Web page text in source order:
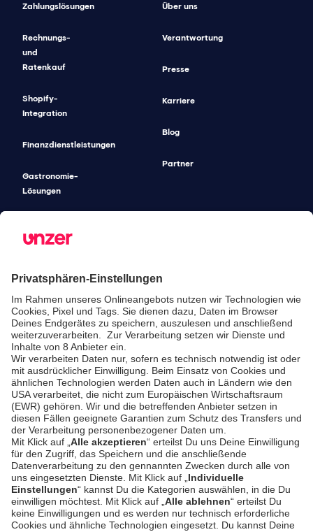
Zahlungslösungen
Rechnungs-
und
Ratenkauf
Shopify-
Integration
Finanzdienstleistungen
Gastronomie-
Lösungen
Commerce
Preise
Über uns
Verantwortung
Presse
Karriere
Blog
Partner
SICHERHEIT & COMPLIANCE
Sicherheit
PSD2 - Starke
Kundenauthentifizierung
PCI DSS -
Datensicherheit
Betrugsprävention
SERVICE & SUPPORT
Entwickler-
Dokumentation
Dokumentation
Unzer Austria
Rechtliche
Dokumente
Hilfe-Center
Plattform-